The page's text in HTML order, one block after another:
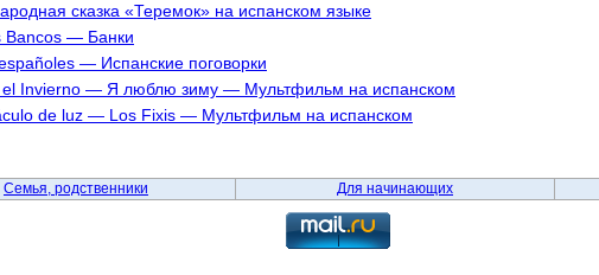
сказка «Теремок» на испанском языке
Bancos — Банки
— Испанские поговорки
el Invierno — Я люблю зиму — Мультфильм на испанском
de luz — Los Fixis — Мультфильм на испанском
Семья, родственники Для начинающих